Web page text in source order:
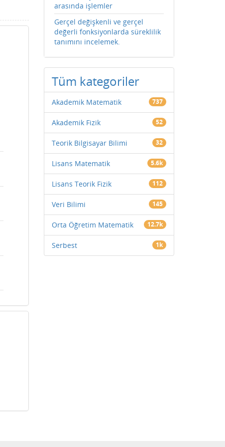
arasında işlemler
Gerçel değişkenli ve gerçel
değerli fonksiyonlarda süreklilik
tanımını incelemek.
Tüm kategoriler
Akademik Matematik 737
Akademik Fizik 52
Teorik Bilgisayar Bilimi 32
Lisans Matematik 5.6k
Lisans Teorik Fizik 112
Veri Bilimi 145
Orta Öğretim Matematik 12.7k
Serbest 1k